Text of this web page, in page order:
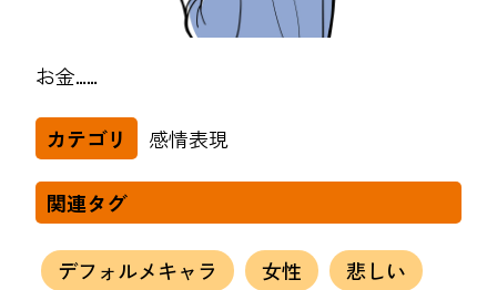
お金……
カテゴリ 感情表現
関連タグ
デフォルメキャラ 女性
悲しい